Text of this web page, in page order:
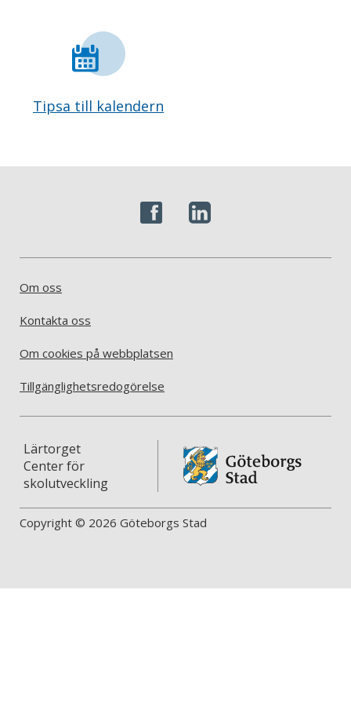
Tipsa till kalendern
Om oss
Kontakta oss
Om cookies på webbplatsen
Tillgänglighetsredogörelse
Lärtorget
Center för
skolutveckling
Copyright © 2026 Göteborgs Stad